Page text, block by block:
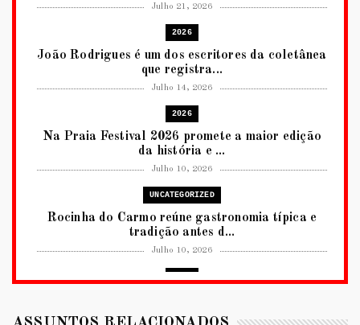
Julho 21, 2026
2026
João Rodrigues é um dos escritores da coletânea
que registra...
Julho 14, 2026
2026
Na Praia Festival 2026 promete a maior edição
da história e ...
Julho 10, 2026
UNCATEGORIZED
Rocinha do Carmo reúne gastronomia típica e
tradição antes d...
Julho 10, 2026
BRASÍLIA COM CULTURA, DIPLOM...